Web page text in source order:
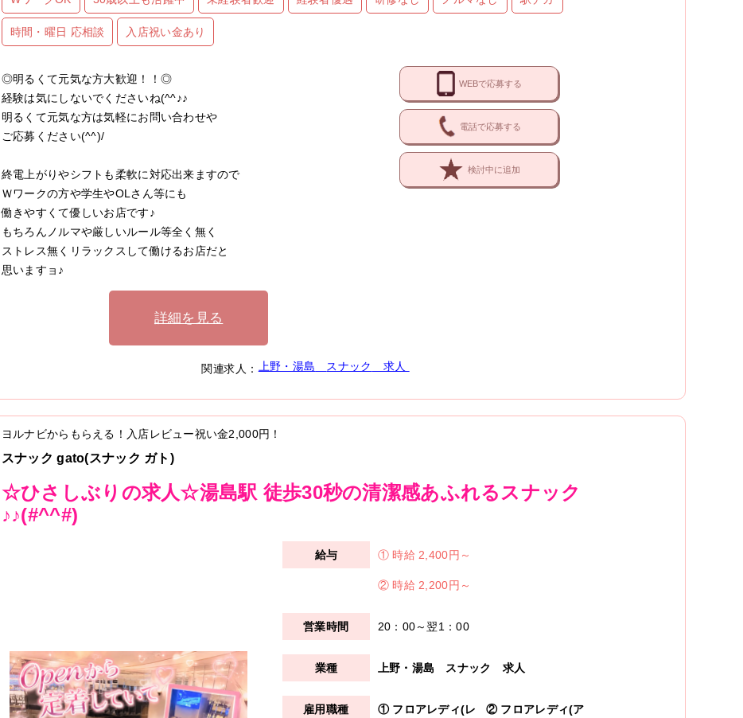
時間・曜日 応相談 入店祝い金あり
◎明るくて元気な方大歓迎！！◎
経験は気にしないでくださいね(^^♪♪
明るくて元気な方は気軽にお問い合わせや
ご応募ください(^^)/
終電上がりやシフトも柔軟に対応出来ますので
Ｗワークの方や学生やOLさん等にも
働きやすくて優しいお店です♪
もちろんノルマや厳しいルール等全く無く
ストレス無くリラックスして働けるお店だと
思いますョ♪
詳細を見る
WEBで応募する
電話で応募する
検討中に追加
関連求人： 上野・湯島 スナック 求人
ヨルナビからもらえる！入店レビュー祝い金2,000円 ！
スナック gato(スナック ガト)
☆ひさしぶりの求人☆湯島駅 徒歩30秒の清潔感あふれるスナック
♪♪(#^^#)
① 時給 2,400円～
② 時給 2,200円～
20：00～翌1：00
上野・湯島 スナック 求人
① フロアレディ(レ
② フロアレディ(ア